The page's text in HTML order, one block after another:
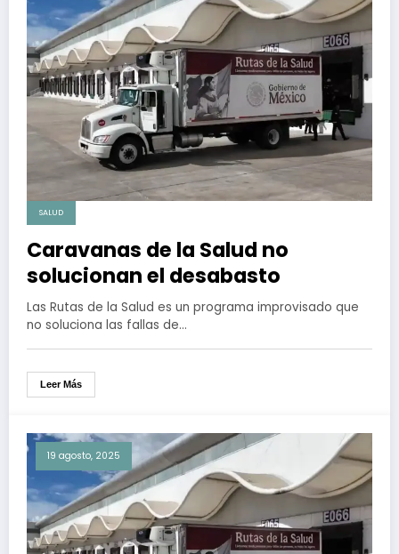
SALUD
Caravanas de la Salud no
solucionan el desabasto
Las Rutas de la Salud es un programa improvisado que
no soluciona las fallas de…
Leer Más
19 agosto, 2025